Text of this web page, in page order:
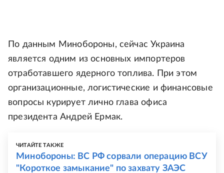
По данным Минобороны, сейчас Украина
является одним из основных импортеров
отработавшего ядерного топлива. При этом
организационные, логистические и финансовые
вопросы курирует лично глава офиса
президента Андрей Ермак.
ЧИТАЙТЕ ТАКЖЕ
Минобороны: ВС РФ сорвали операцию ВСУ
"Короткое замыкание" по захвату ЗАЭС